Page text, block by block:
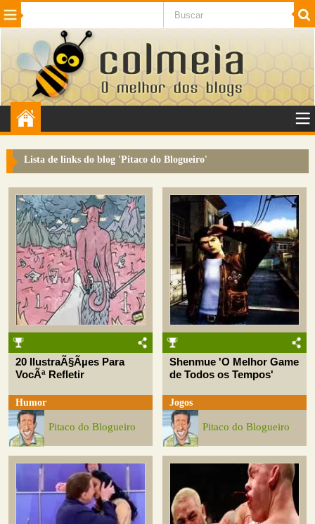
Beleza Cinema e TV
Internet Jogos NotÃ­cias SaÃºde
VeÃ­culos Adulto
Sugerir Link
Colmeia Exchange
Perguntas Frequentes
Sobre
Contato
Lista de links do blog 'Pitaco do Blogueiro'
20 IlustraÃ§Ãµes Para
VocÃª Refletir
Humor
Pitaco do Blogueiro
Shenmue 'O Melhor Game
de Todos os Tempos'
Jogos
Pitaco do Blogueiro